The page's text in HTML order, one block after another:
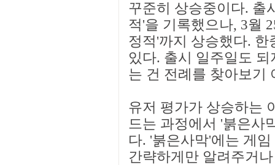
꾸준히 상승중이다. 출
적'을 기록했으나, 3월
정적'까지 상승했다.
있다. 출시 일주일도
는 건 전례를 찾아보기
유저 평가가 상승하는
드는 과정에서 '붉은사
다. '붉은사막'에는 게
간략하게만 알려주거